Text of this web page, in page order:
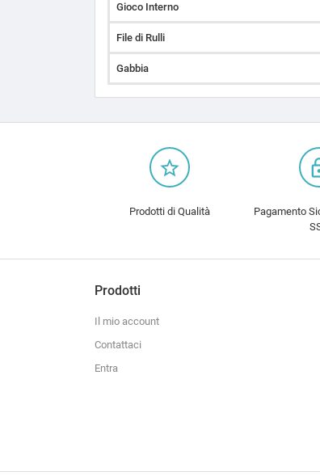
Gioco Interno
File di Rulli
Gabbia
star_border
Prodotti di Qualità
Pagamento
Prodotti
Il mio account
Contattaci
Entra